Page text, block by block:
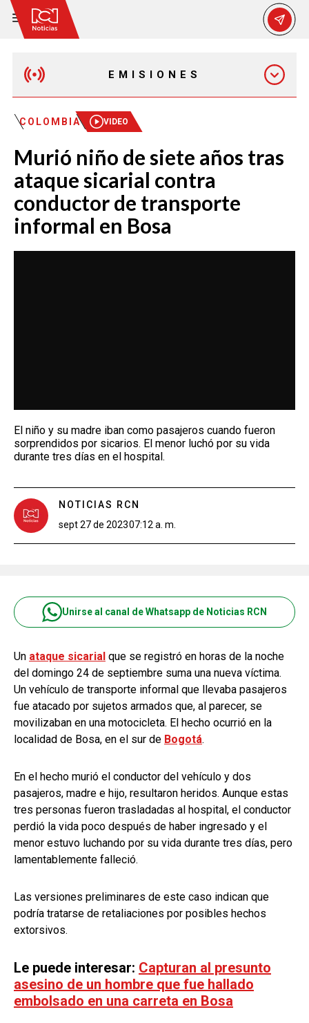
EMISIONES
MAÑANA EXPRESS
EMISIÓN 12:30 PM
EMISIÓN 7:00 PM
EMISIÓN 11:30 PM
COLOMBIA VIDEO
Murió niño de siete años tras
ataque sicarial contra
conductor de transporte
informal en Bosa
El niño y su madre iban como pasajeros cuando fueron
sorprendidos por sicarios. El menor luchó por su vida
durante tres días en el hospital.
NOTICIAS RCN
sept 27 de 202307:12 a. m.
Unirse al canal de Whatsapp de Noticias RCN
Un ataque sicarial que se registró en horas de la noche
del domingo 24 de septiembre suma una nueva víctima.
Un vehículo de transporte informal que llevaba pasajeros
fue atacado por sujetos armados que, al parecer, se
movilizaban en una motocicleta. El hecho ocurrió en la
localidad de Bosa, en el sur de Bogotá.
En el hecho murió el conductor del vehículo y dos
pasajeros, madre e hijo, resultaron heridos. Aunque estas
tres personas fueron trasladadas al hospital, el conductor
perdió la vida poco después de haber ingresado y el
menor estuvo luchando por su vida durante tres días, pero
lamentablemente falleció.
Las versiones preliminares de este caso indican que
podría tratarse de retaliaciones por posibles hechos
extorsivos.
Le puede interesar: Capturan al presunto
asesino de un hombre que fue hallado
embolsado en una carreta en Bosa